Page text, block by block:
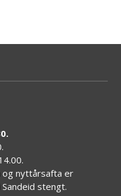
nyttårsafta er
stengt.